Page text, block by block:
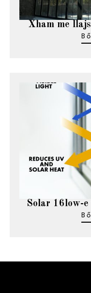
Xham me
Solar 16low-e